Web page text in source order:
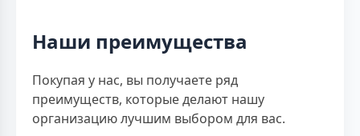
Наши преимущества
Покупая у нас, вы получаете ряд
преимуществ, которые делают нашу
организацию лучшим выбором для вас.